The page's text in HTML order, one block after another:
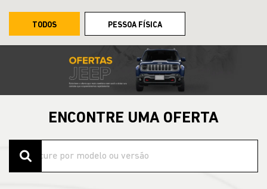
TODOS PESSOA FÍSICA
ENCONTRE UMA OFERTA